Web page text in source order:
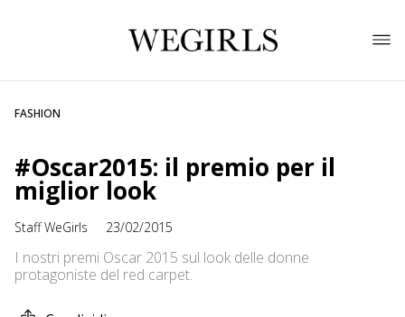
FASHION
#Oscar2015: il premio per il
miglior look
Staff WeGirls 23/02/2015
I nostri premi Oscar 2015 sul look delle donne
protagoniste del red carpet.